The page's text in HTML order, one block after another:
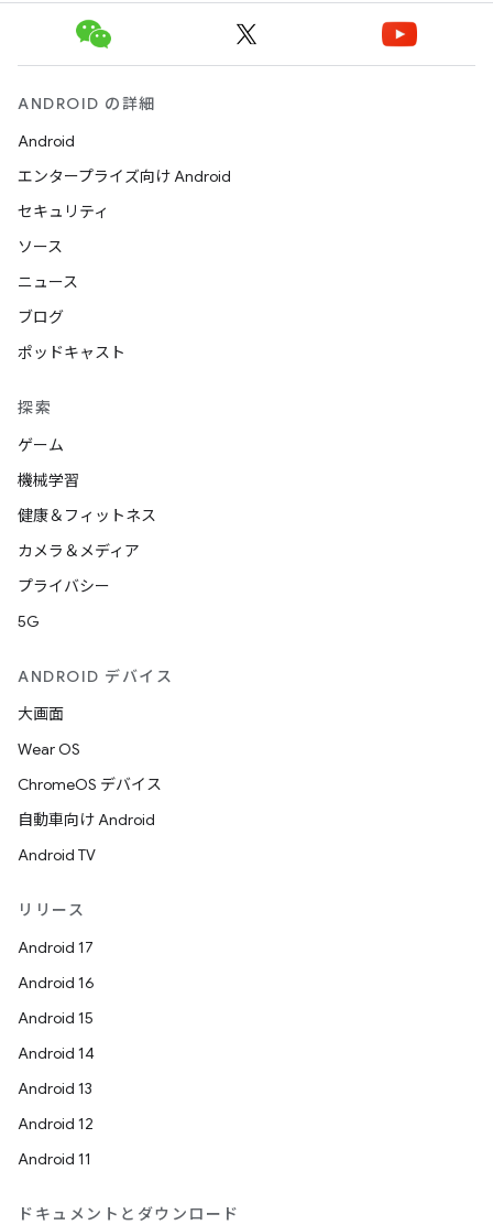
ANDROID の詳細
Android
エンタープライズ向け Android
セキュリティ
ソース
ニュース
ブログ
ポッドキャスト
探索
ゲーム
機械学習
健康＆フィットネス
カメラ＆メディア
プライバシー
5G
ANDROID デバイス
大画面
Wear OS
ChromeOS デバイス
自動車向け Android
Android TV
リリース
Android 17
Android 16
Android 15
Android 14
Android 13
Android 12
Android 11
ドキュメントとダウンロード